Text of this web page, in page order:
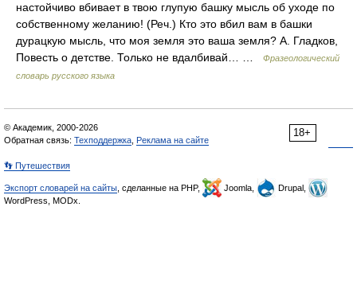
настойчиво вбивает в твою глупую башку мысль об уходе по
собственному желанию! (Реч.) Кто это вбил вам в башки
дурацкую мысль, что моя земля это ваша земля? А. Гладков,
Повесть о детстве. Только не вдалбивай… …
Фразеологический
словарь русского языка
18+
© Академик, 2000-2026
Обратная связь: Техподдержка Реклама на сайте
👣 Путешествия
Экспорт словарей на сайты , сделанные на PHP, Joomla,
Drupal,
WordPress, MODx.